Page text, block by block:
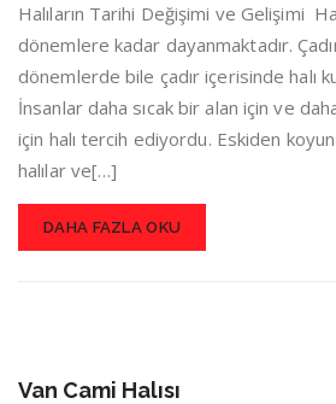
Halıların Tarihi Değişimi ve Gelişimi
dönemlere kadar dayanmaktadır.
dönemlerde bile çadır içerisinde halı
İnsanlar daha sıcak bir alan için ve
için halı tercih ediyordu. Eskiden
halılar ve[…]
DAHA FAZLA OKU
Van Cami Halısı